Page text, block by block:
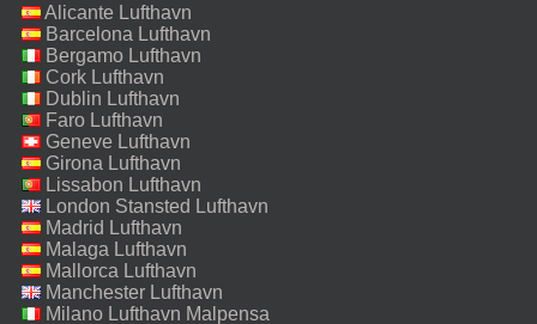
Alicante Lufthavn
Barcelona Lufthavn
Bergamo Lufthavn
Cork Lufthavn
Dublin Lufthavn
Faro Lufthavn
Geneve Lufthavn
Girona Lufthavn
Lissabon Lufthavn
London Stansted Lufthavn
Madrid Lufthavn
Malaga Lufthavn
Mallorca Lufthavn
Manchester Lufthavn
Milano Lufthavn Malpensa